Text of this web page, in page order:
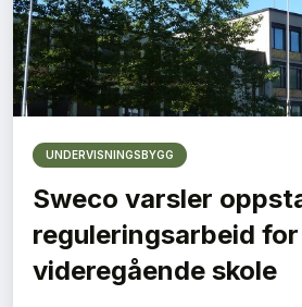
UNDERVISNINGSBYGG
Sweco varsler
reguleringsarbeid
videregående skole